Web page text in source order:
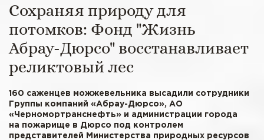
Сохраняя природу для
потомков: Фонд "Жизнь
Абрау-Дюрсо" восстанавливает
реликтовый лес
160 саженцев можжевельника высадили сотрудники
Группы компаний «Абрау-Дюрсо», АО
«Черномортранснефть» и администрации города
на пожарище в Дюрсо под контролем
представителей Министерства природных ресурсов